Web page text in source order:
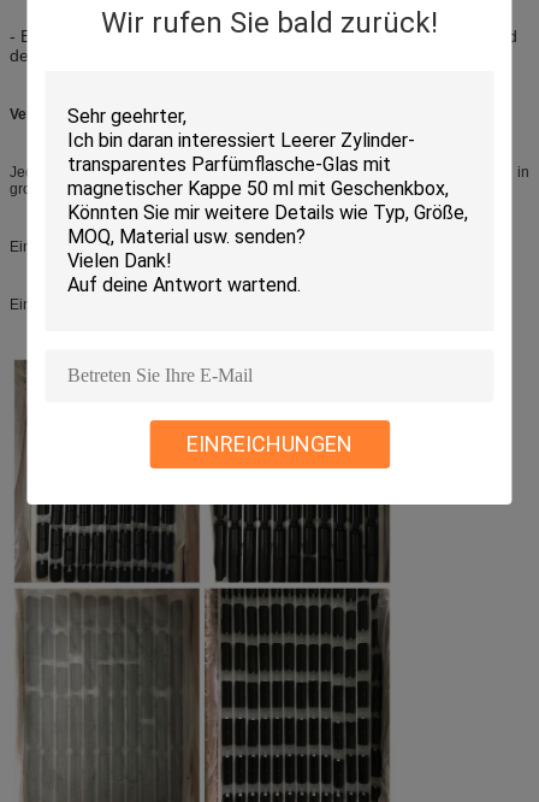
Wir rufen Sie bald zurück!
EINREICHUNGEN
- Es ist auch in der Lage bereift zu werden, oder UV, entsprechend
den Anforderungen der Kunden beschichtet zu werden.
Verpackende Methode:
Jedes Teil (Flasche, Pumpe und Kappe) sitzt auf dem Kremeispapier, die in
großem Maße das Produkt gut während des Transportes schützen.
Eine Siegel-OPP-Tasche in jedem Karton die Produkte vor Staub schützen.
Einfach zu erhalten und zu verwenden